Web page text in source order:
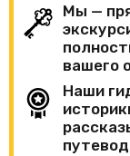
Мы —
вашего
Наши